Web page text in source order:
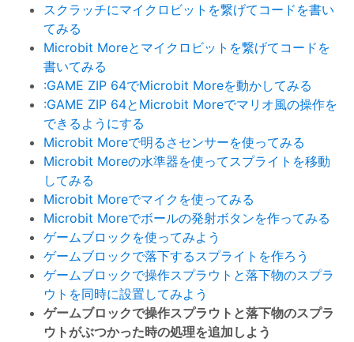
スクラッチにマイクロビットを繋げてコードを書い
てみる
Microbit Moreとマイクロビットを繋げてコードを
書いてみる
:GAME ZIP 64でMicrobit Moreを動かしてみる
:GAME ZIP 64とMicrobit Moreでマリオ風の操作を
できるようにする
Microbit Moreで明るさセンサーを使ってみる
Microbit Moreの水準器を使ってスプライトを移動
してみる
Microbit Moreでマイクを使ってみる
Microbit Moreでボールの発射ボタンを作ってみる
ゲームブロックを使ってみよう
ゲームブロックで落下するスプライトを作ろう
ゲームブロックで操作スプラウトと落下物のスプラ
ウトを同時に設置してみよう
ゲームブロックで操作スプラウトと落下物のスプラ
ウトがぶつかった時の処理を追加しよう